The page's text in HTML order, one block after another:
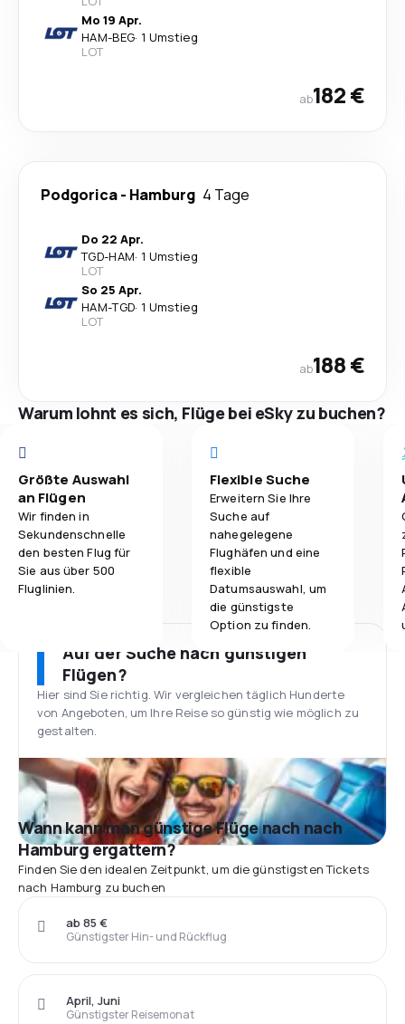
Mo 19 Apr.
HAM-BEG· 1 Umstieg
LOT
ab182 €
Podgorica- Hamburg 4 Tage
Do 22 Apr.
TGD-HAM· 1 Umstieg
LOT
So 25 Apr.
HAM-TGD· 1 Umstieg
LOT
ab188 €
Warum lohnt es sich, Flüge bei eSky zu buchen?
Größte Auswahl
an Flügen
Wir finden in
Sekundenschnelle
den besten Flug für
Sie aus über 500
Fluglinien.
Flexible Suche
Erweitern Sie Ihre
Suche auf
nahegelegene
Flughäfen und eine
flexible
Datumsauswahl, um
die günstigste
Option zu finden.
Auf der Suche nach günstigen
Flügen?
Hier sind Sie richtig. Wir vergleichen täglich Hunderte
von Angeboten, um Ihre Reise so günstig wie möglich zu
gestalten.
Wann kann man günstige Flüge nach nach
Hamburg ergattern?
Finden Sie den idealen Zeitpunkt, um die günstigsten Tickets
nach Hamburg zu buchen
Günstigster Hin- und Rückflug
ab 85 €
Günstigster Reisemonat
April, Juni